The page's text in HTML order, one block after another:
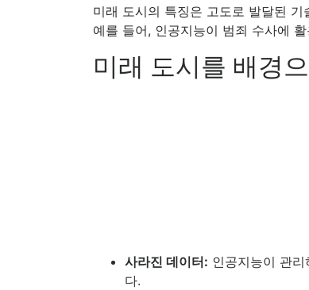
미래 도시의 특징은 고도로 발달된
예를 들어, 인공지능이 범죄 수사에
미래 도시를 배경
사라진 데이터: 인공지능이 관
다.